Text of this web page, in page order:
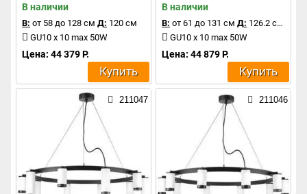
В наличии
В: от 58 до 128 см Д: 120 см
GU10 x 10 max 50W
Цена: 44 379 Р.
Купить
В наличии
В: от 61 до 131 см Д: 126.2 см
GU10 x 10 max 50W
Цена: 44 879 Р.
Купить
211047 211046